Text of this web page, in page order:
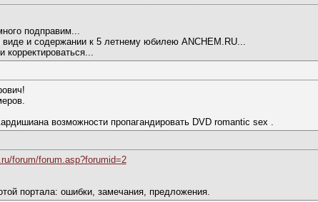
подправим...
и содержании к 5 летнему юбилею ANCHEM.RU...
возможности пропагандировать DVD romantic sex .
forum/forum.asp?forumid=2
портала: ошибки, замечания, предложения.